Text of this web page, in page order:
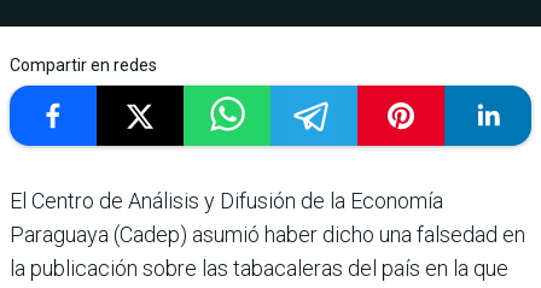
Compartir en redes
El Centro de Análisis y Difu­sión de la Economía
Paraguaya (Cadep) asumió haber dicho una falsedad en
la publicación sobre las tabacaleras del país en la que